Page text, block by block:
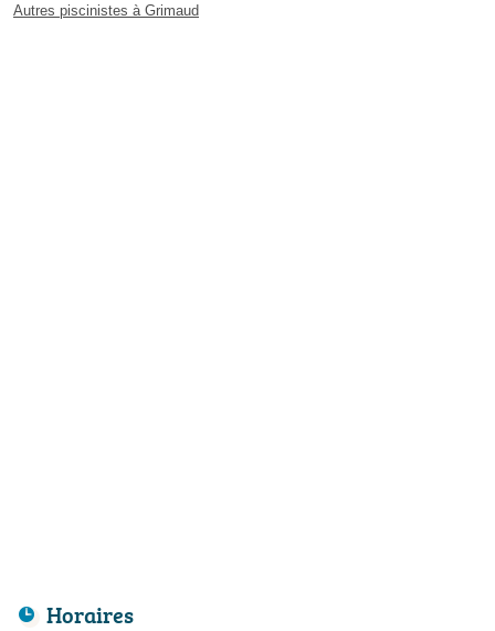
Autres piscinistes à Grimaud
Horaires